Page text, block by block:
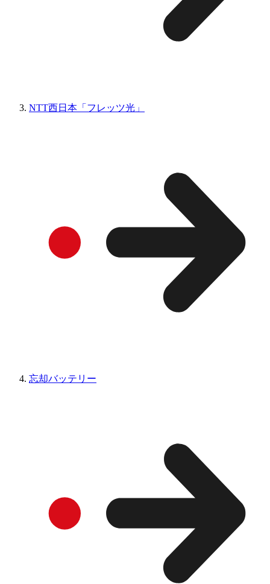
NTT西日本「フレッツ光」
忘却バッテリー